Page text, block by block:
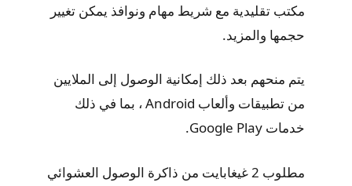
مكتب تقليدية مع شريط مهام ونوافذ يمكن تغيير
حجمها والمزيد.
يتم منحهم بعد ذلك إمكانية الوصول إلى الملايين
من تطبيقات وألعاب Android ، بما في ذلك
خدمات Google Play.
مطلوب 2 غيغابايت من ذاكرة الوصول العشوائي